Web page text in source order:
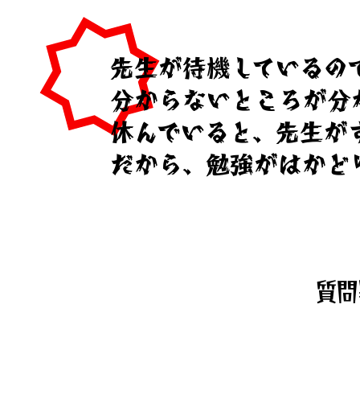
先生が待機しているの
分からないところが分
休んでいると、先生が
だから、勉強がはかど
質